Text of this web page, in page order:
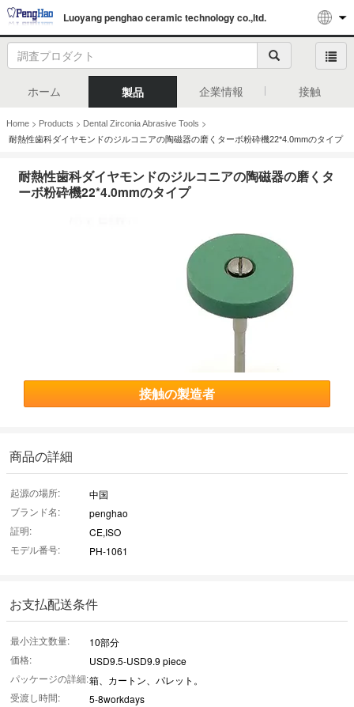
Luoyang penghao ceramic technology co.,ltd.
ホーム 製品 企業情報 接触
Home > Products > Dental Zirconia Abrasive Tools >
耐熱性歯科ダイヤモンドのジルコニアの陶磁器の磨くターボ粉砕機22*4.0mmのタイプ
耐熱性歯科ダイヤモンドのジルコニアの陶磁器の磨くタ
ーボ粉砕機22*4.0mmのタイプ
接触の製造者
商品の詳細
起源の場所:
中国
ブランド名:
penghao
証明:
CE,ISO
モデル番号:
PH-1061
お支払配送条件
最小注文数量:
10部分
価格:
USD9.5-USD9.9 piece
パッケージの詳細:箱、カートン、パレット。
受渡し時間:
5-8workdays